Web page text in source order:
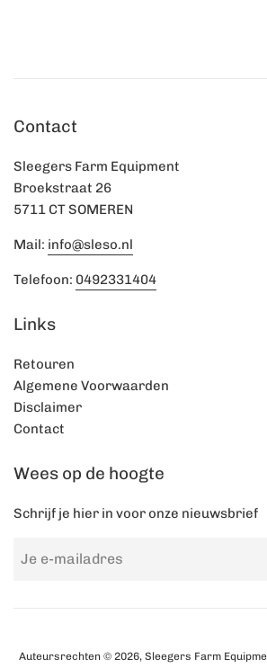
Contact
Sleegers Farm Equipment
Broekstraat 26
5711 CT SOMEREN
Mail: info@sleso.nl
Telefoon: 0492331404
Links
Retouren
Algemene Voorwaarden
Disclaimer
Contact
Wees op de hoogte
Schrijf je hier in voor onze nieuwsbrief
Auteursrechten © 2026, Sleegers Farm